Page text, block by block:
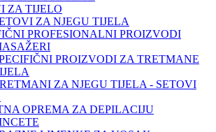
ZA TIJELO
ZA NJEGU TIJELA
PROFESIONALNI PROIZVODI
PROIZVODI ZA TRETMANE
ZA NJEGU TIJELA - SETOVI
OPREMA ZA DEPILACIJU